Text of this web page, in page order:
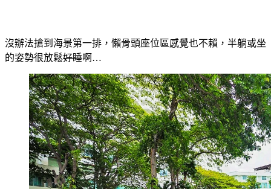
沒辦法搶到海景第一排，懶骨頭座位區感覺也不賴，半躺或坐
的姿勢很放鬆好睡啊…